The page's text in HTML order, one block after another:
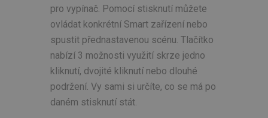
pro vypínač. Pomocí stisknutí můžete
ovládat konkrétní Smart zařízení nebo
spustit přednastavenou scénu. Tlačítko
nabízí 3 možnosti využití skrze jedno
kliknutí, dvojité kliknutí nebo dlouhé
podržení. Vy sami si určíte, co se má po
daném stisknutí stát.